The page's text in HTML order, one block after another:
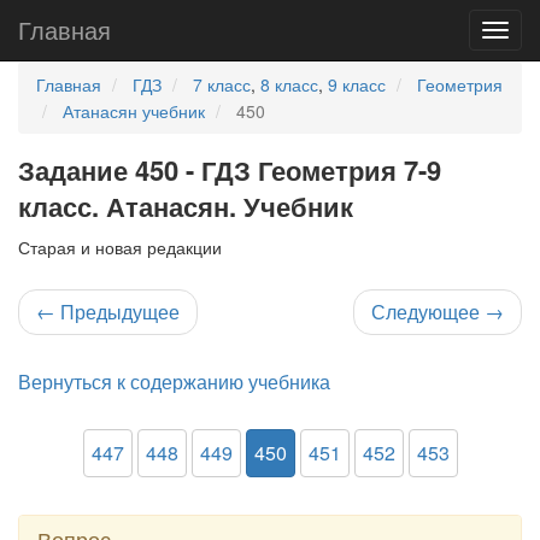
Главная
Главная ГДЗ 7 класс, 8 класс, 9 класс
Геометрия
Атанасян учебник
450
Задание 450 - ГДЗ Геометрия 7-9
класс. Атанасян. Учебник
Старая и новая редакции
← Предыдущее Следующее →
Вернуться к содержанию учебника
447 448 449 450 451 452 453